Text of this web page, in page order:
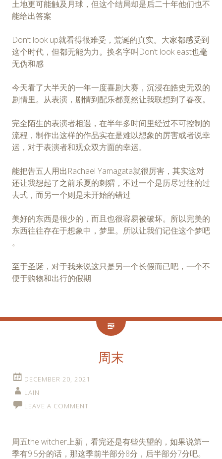
土地更可能触及月球，但这个结局却是后二十年他们也不
能给出答案
Don’t look up就看得很难受，荒诞的真实。大家都感受到
这个时代，但都无能为力。换名字叫Don’t look east也毫
无伪和感
今天看了大半天的一年一度喜剧大赛，沉浸在皓史无双的
剧情里。从表演，剧情到配乐都竟然让我联想到了春夜。
完全陌生的表演者相遇，在半年多时间里经过不可控制的
流程，制作出这样的作品实在是难以想象的厉害或者说幸
运，对于表演者和观众双方面的幸运。
能把告五人用出Rachael Yamagata就很厉害，其实这对
还让我想起了之前乐夏的刺猬，不过一个是历尽过往的过
去式，而另一个则是未开始的错过
美好的东西是很少的，而且也很容易被破坏。所以完美的
东西往往存在于想象中，梦里。所以让我们记住这个梦吧
。
至于圣诞，对于我来说这只是另一个长假而已吧，一个不
便于购物和出行的假期
周末
DECEMBER 20, 2021
LAIN
LEAVE A COMMENT
周五the witcher上新，看完还是有些失望的，如果说第一
季有9.5分的话，那这季前半部分8分，后半部分7分吧。